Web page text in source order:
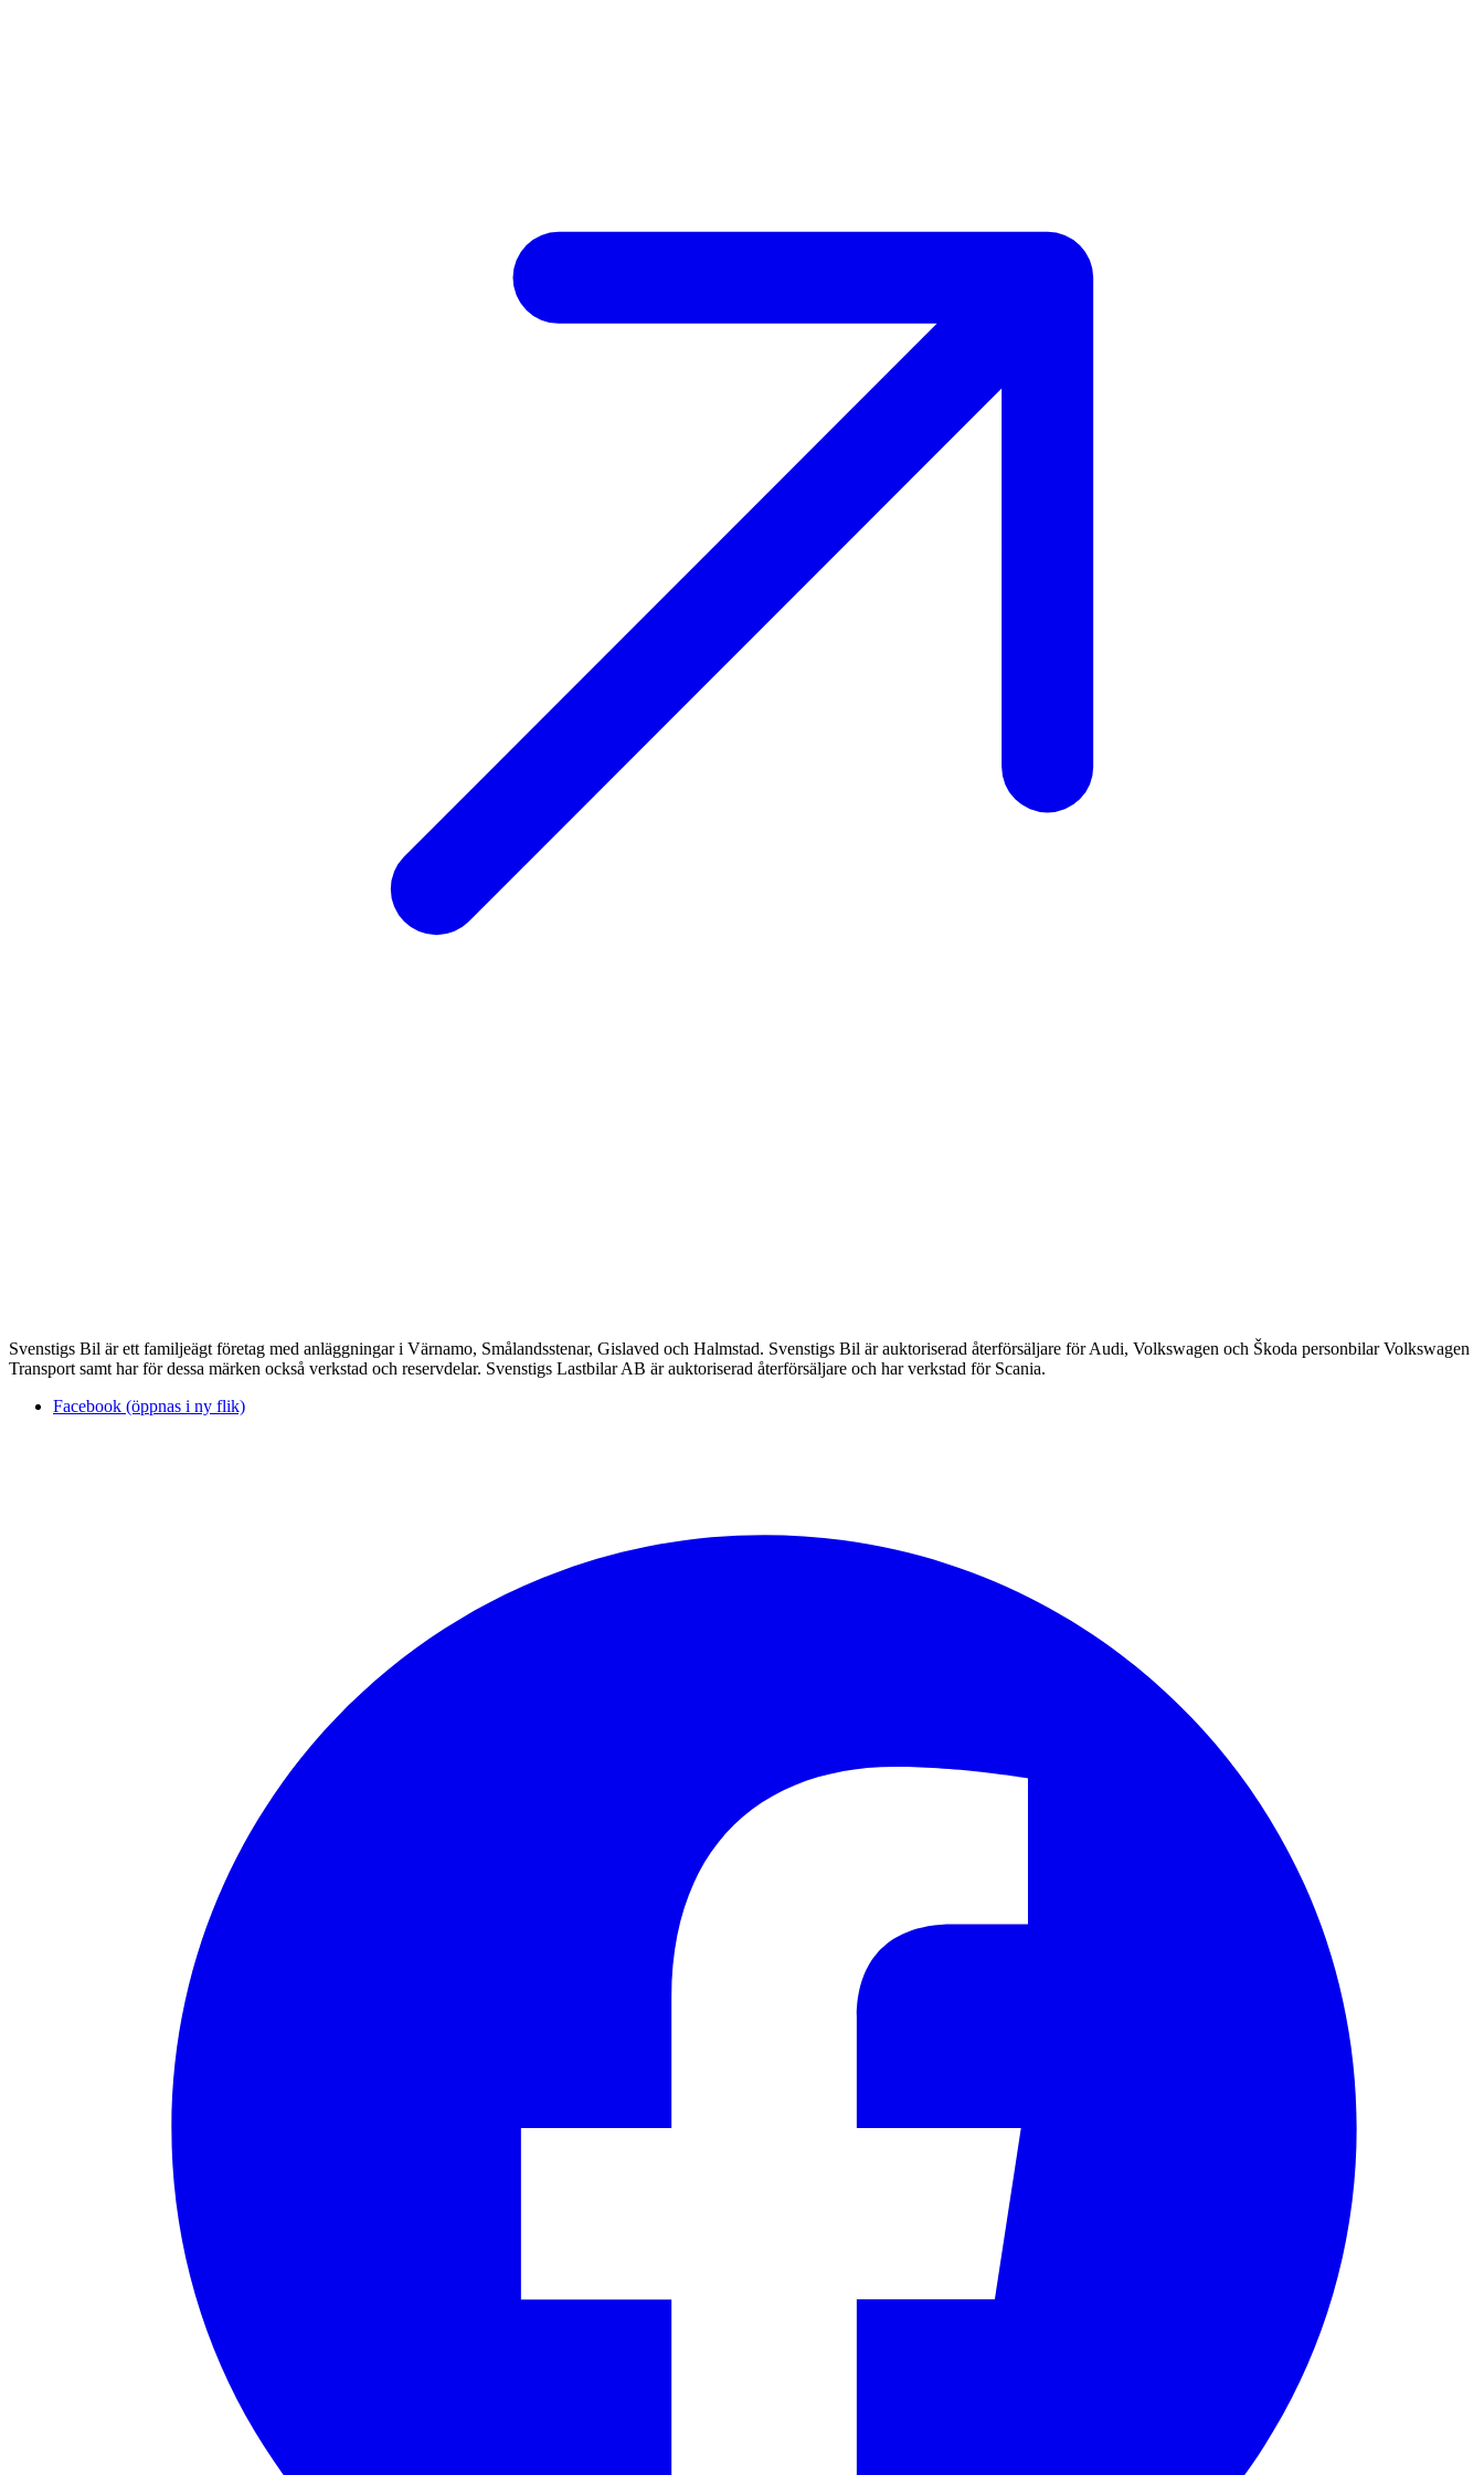
Svenstigs Bil är ett familjeägt företag med anläggningar i Värnamo, Smålandsstenar, Gislaved och Halmstad. Svenstigs Bil är auktoriserad återförsäljare för Audi, Volkswagen och Škoda personbilar Volkswagen
Transport samt har för dessa märken också verkstad och reservdelar. Svenstigs Lastbilar AB är auktoriserad återförsäljare och har verkstad för Scania.
Facebook (öppnas i ny flik)